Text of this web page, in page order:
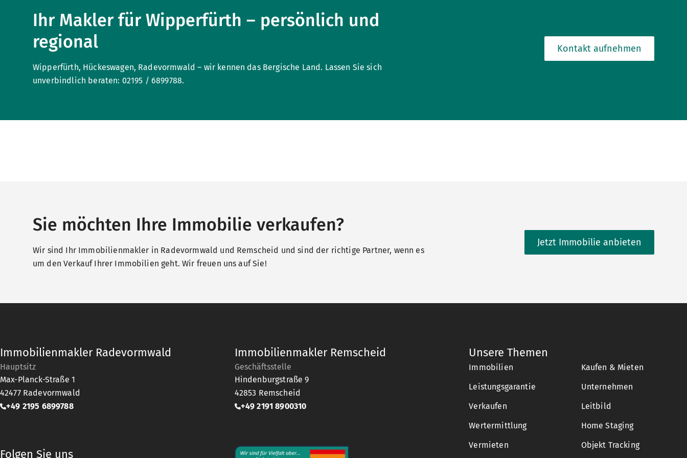
Ihr Makler für Wipperfürth – persönlich und
regional
Wipperfürth, Hückeswagen, Radevormwald – wir kennen das Bergische Land. Lassen Sie sich
unverbindlich beraten: 02195 / 6899788.
Kontakt aufnehmen
Sie möchten Ihre Immobilie verkaufen?
Wir sind Ihr Immobilienmakler in Radevormwald und Remscheid und sind der richtige Partner, wenn es
um den Verkauf Ihrer Immobilien geht. Wir freuen uns auf Sie!
Jetzt Immobilie anbieten
Immobilienmakler Radevormwald
Hauptsitz
Max-Planck-Straße 1
42477 Radevormwald
+49 2195 6899788
Immobilienmakler Remscheid
Geschäftsstelle
Hindenburgstraße 9
42853 Remscheid
+49 2191 8900310
Unsere Themen
Immobilien
Kaufen & Mieten
Leistungsgarantie
Unternehmen
Verkaufen
Leitbild
Wertermittlung
Home Staging
Vermieten
Objekt Tracking
Folgen Sie uns